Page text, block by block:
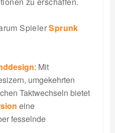
SpielerSprunk
: Mit
umgekehrten
Taktwechseln bietet
eine
fesselnde